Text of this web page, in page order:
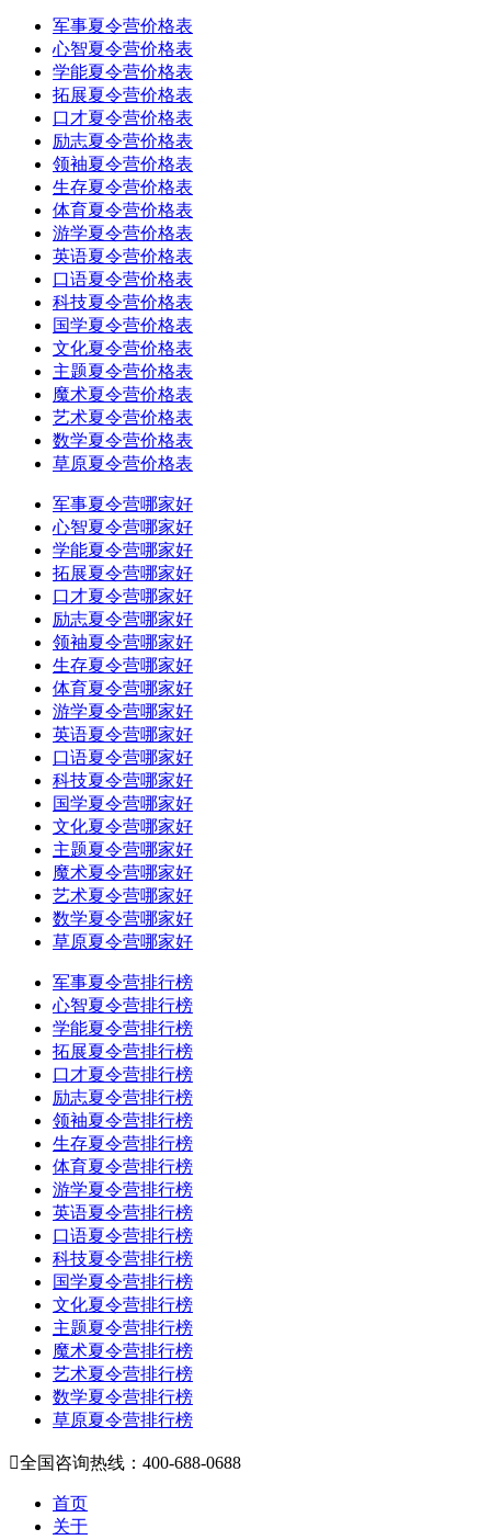
军事夏令营价格表
心智夏令营价格表
学能夏令营价格表
拓展夏令营价格表
口才夏令营价格表
励志夏令营价格表
领袖夏令营价格表
生存夏令营价格表
体育夏令营价格表
游学夏令营价格表
英语夏令营价格表
口语夏令营价格表
科技夏令营价格表
国学夏令营价格表
文化夏令营价格表
主题夏令营价格表
魔术夏令营价格表
艺术夏令营价格表
数学夏令营价格表
草原夏令营价格表
军事夏令营哪家好
心智夏令营哪家好
学能夏令营哪家好
拓展夏令营哪家好
口才夏令营哪家好
励志夏令营哪家好
领袖夏令营哪家好
生存夏令营哪家好
体育夏令营哪家好
游学夏令营哪家好
英语夏令营哪家好
口语夏令营哪家好
科技夏令营哪家好
国学夏令营哪家好
文化夏令营哪家好
主题夏令营哪家好
魔术夏令营哪家好
艺术夏令营哪家好
数学夏令营哪家好
草原夏令营哪家好
军事夏令营排行榜
心智夏令营排行榜
学能夏令营排行榜
拓展夏令营排行榜
口才夏令营排行榜
励志夏令营排行榜
领袖夏令营排行榜
生存夏令营排行榜
体育夏令营排行榜
游学夏令营排行榜
英语夏令营排行榜
口语夏令营排行榜
科技夏令营排行榜
国学夏令营排行榜
文化夏令营排行榜
主题夏令营排行榜
魔术夏令营排行榜
艺术夏令营排行榜
数学夏令营排行榜
草原夏令营排行榜
全国咨询热线：400-688-0688
首页
关于